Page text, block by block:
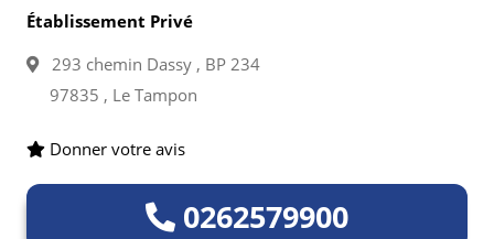
Établissement Privé
293 chemin Dassy , BP 234
97835 , Le Tampon
Donner votre avis
0262579900